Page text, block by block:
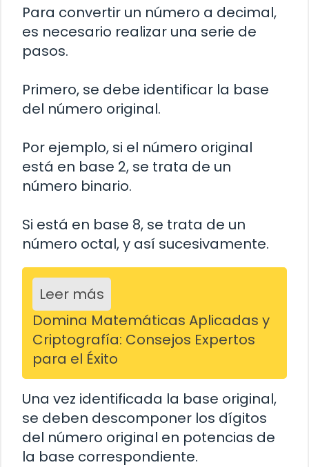
Para convertir un número a decimal,
es necesario realizar una serie de
pasos.
Primero, se debe identificar la base
del número original.
Por ejemplo, si el número original
está en base 2, se trata de un
número binario.
Si está en base 8, se trata de un
número octal, y así sucesivamente.
Leer más
Domina Matemáticas Aplicadas y
Criptografía: Consejos Expertos
para el Éxito
Una vez identificada la base original,
se deben descomponer los dígitos
del número original en potencias de
la base correspondiente.